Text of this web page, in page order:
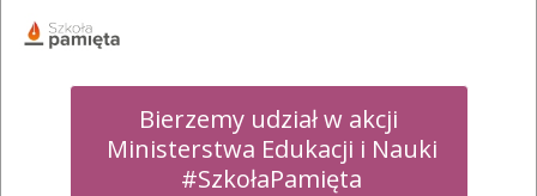
Bierzemy udział w akcji
#SzkołaPamięta